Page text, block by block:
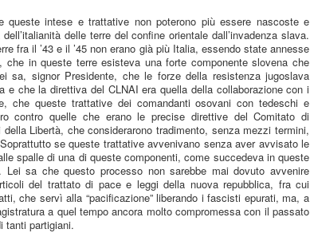
intese e trattative non poterono più essere nascoste e
delle terre del confine orientale dall’invadenza slava.
fra il ’43 e il ’45 non erano già più Italia, essendo state annesse
in queste terre esisteva una forte componente slovena che
sa, signor Presidente, che le forze della resistenza jugoslava
e che la direttiva del CLNAI era quella della collaborazione con i
che queste trattative dei comandanti osovani con tedeschi e
contro quelle che erano le precise direttive del Comitato di
Libertà, che considerarono tradimento, senza mezzi termini,
se queste trattative avvenivano senza aver avvisato le
spalle di una di queste componenti, come succedeva in queste
sa che questo processo non sarebbe mai dovuto avvenire
del trattato di pace e leggi della nuova repubblica, fra cui
che servì alla “pacificazione” liberando i fascisti epurati, ma, a
a quel tempo ancora molto compromessa con il passato
tanti partigiani.